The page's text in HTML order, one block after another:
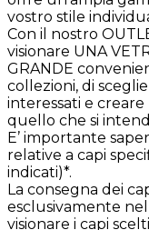
vostro stile
Con il nostro
visionare UNA
GRANDE
collezioni, di
interessati e creare
quello che si
E’ importante
relative a capi
indicati)*.
La consegna dei
esclusivamente
visionare i capi